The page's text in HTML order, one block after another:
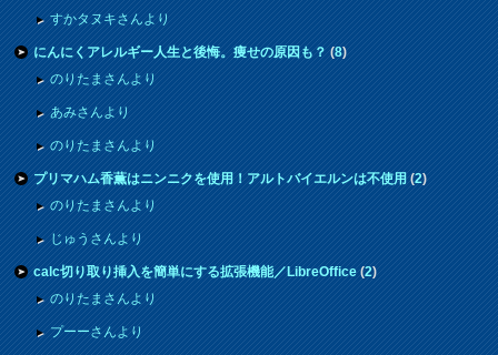
すかタヌキさんより
にんにくアレルギー人生と後悔。痩せの原因も？(8)
のりたまさんより
あみさんより
のりたまさんより
プリマハム香薫はニンニクを使用！アルトバイエルンは不使用(2)
のりたまさんより
じゅうさんより
calc切り取り挿入を簡単にする拡張機能／LibreOffice(2)
のりたまさんより
プーーさんより